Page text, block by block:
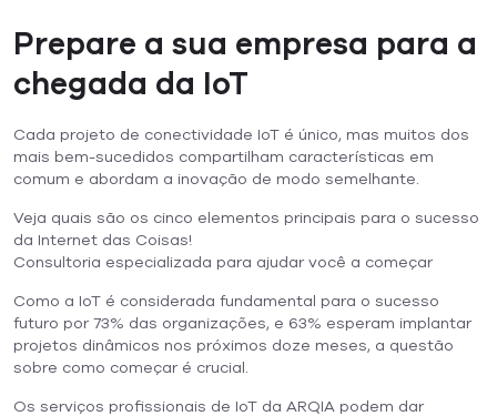
Prepare a sua empresa para a
chegada da IoT
Cada projeto de conectividade IoT é único, mas muitos dos
mais bem-sucedidos compartilham características em
comum e abordam a inovação de modo semelhante.
Veja quais são os cinco elementos principais para o sucesso
da Internet das Coisas!
Consultoria especializada para ajudar você a começar
Como a IoT é considerada fundamental para o sucesso
futuro por 73% das organizações, e 63% esperam implantar
projetos dinâmicos nos próximos doze meses, a questão
sobre como começar é crucial.
Os serviços profissionais de IoT da ARQIA podem dar